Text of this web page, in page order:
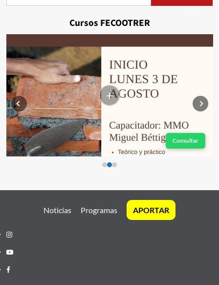
Cursos FECOOTRER
+
Consultar
Noticias Programas APORTAR
Instagram
Youtube
Facebook